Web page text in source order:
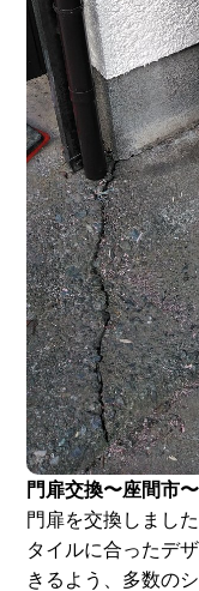
門扉交換〜座間市〜
門扉を交換しまし
タイルに合ったデ
きるよう、多数の